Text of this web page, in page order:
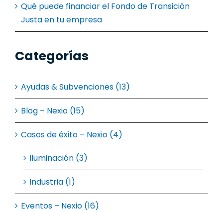
Qué puede financiar el Fondo de Transición
Justa en tu empresa
Categorías
Ayudas & Subvenciones (13)
Blog – Nexio (15)
Casos de éxito – Nexio (4)
Iluminación (3)
Industria (1)
Eventos – Nexio (16)